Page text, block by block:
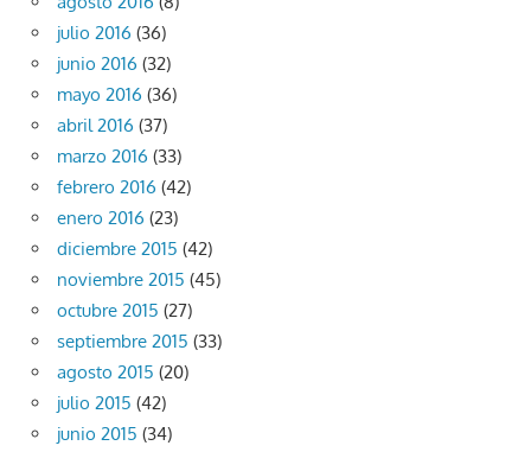
julio 2016 (36)
junio 2016 (32)
mayo 2016 (36)
abril 2016 (37)
marzo 2016 (33)
febrero 2016 (42)
enero 2016 (23)
diciembre 2015 (42)
noviembre 2015 (45)
octubre 2015 (27)
septiembre 2015 (33)
agosto 2015 (20)
julio 2015 (42)
junio 2015 (34)